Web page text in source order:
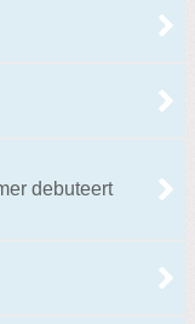
debuteert